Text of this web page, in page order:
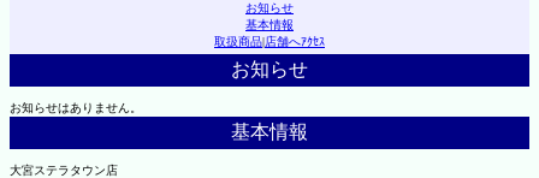
お知らせ
基本情報
取扱商品|店舗へｱｸｾｽ
お知らせ
お知らせはありません。
基本情報
大宮ステラタウン店